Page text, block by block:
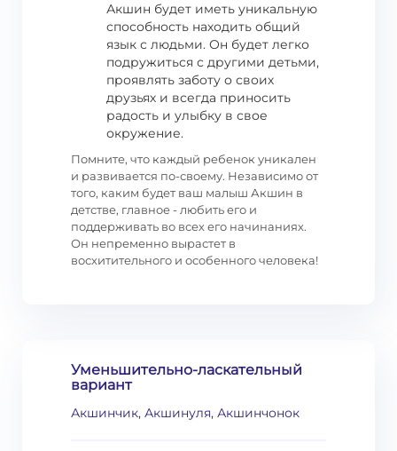
Акшин будет иметь уникальную
способность находить общий
язык с людьми. Он будет легко
подружиться с другими детьми,
проявлять заботу о своих
друзьях и всегда приносить
радость и улыбку в свое
окружение.
Помните, что каждый ребенок уникален
и развивается по-своему. Независимо от
того, каким будет ваш малыш Акшин в
детстве, главное - любить его и
поддерживать во всех его начинаниях.
Он непременно вырастет в
восхитительного и особенного человека!
Уменьшительно-ласкательный
вариант
Акшинчик, Акшинуля, Акшинчонок